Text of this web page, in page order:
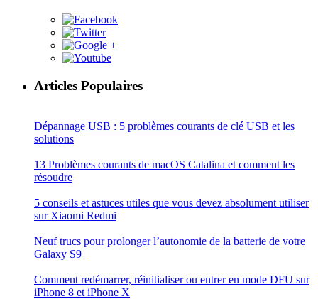
Articles Populaires
Dépannage USB : 5 problèmes courants de clé USB et les
solutions
13 Problèmes courants de macOS Catalina et comment les
résoudre
5 conseils et astuces utiles que vous devez absolument utiliser
sur Xiaomi Redmi
Neuf trucs pour prolonger l’autonomie de la batterie de votre
Galaxy S9
Comment redémarrer, réinitialiser ou entrer en mode DFU sur
iPhone 8 et iPhone X